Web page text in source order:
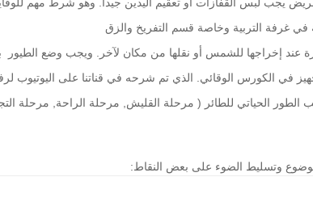
في غرفة التربية وخاصة قسم التفريخ والزق
عند إخراجها للشمس أو نقلها من مكان لآخر. ويجب وضع
في الكورس الوقائي. الذي تم شرحه في قناتنا على اليوتيوب
الحياتي للطائر ( مرحلة القليش, مرحلة الراحة, مرحلة
وتسليط الضوء على بعض النقاط: